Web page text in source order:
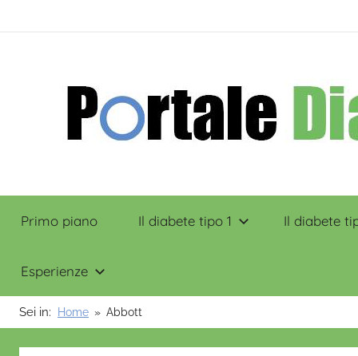
Portale
Diabete
Primo piano Il diabete tipo 1 Il diabete
Esperienze
Sei in: Home Abbott